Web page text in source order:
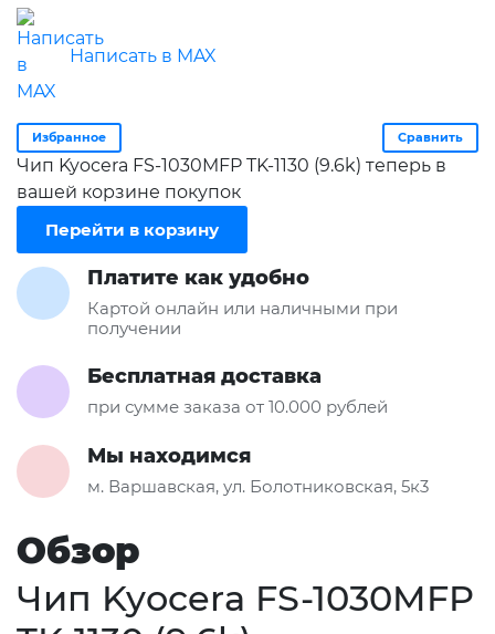
Написать в MAX
Избранное Сравнить
Чип Kyocera FS-1030MFP TK-1130 (9.6k) теперь в
вашей корзине покупок
Перейти в корзину
Платите как удобно
Картой онлайн или наличными при
получении
Бесплатная доставка
при сумме заказа от 10.000 рублей
Мы находимся
м. Варшавская, ул. Болотниковская, 5к3
Обзор
Чип Kyocera FS-1030MFP